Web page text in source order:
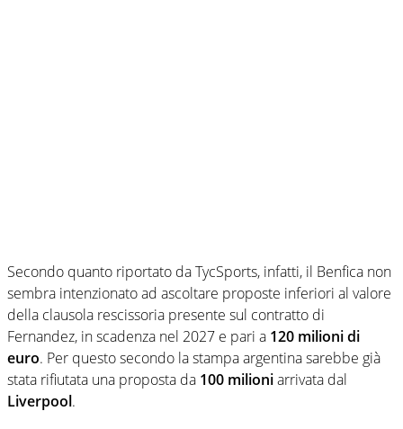
Secondo quanto riportato da TycSports, infatti, il Benfica non
sembra intenzionato ad ascoltare proposte inferiori al valore
della clausola rescissoria presente sul contratto di
Fernandez, in scadenza nel 2027 e pari a 120 milioni di
euro. Per questo secondo la stampa argentina sarebbe già
stata rifiutata una proposta da 100 milioniarrivata dal
Liverpool.